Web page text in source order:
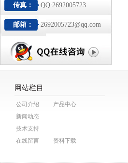
传真： QQ:2692005723
邮箱： 2692005723@qq.com
网站栏目
公司介绍
产品中心
新闻动态
技术支持
在线留言
资料下载